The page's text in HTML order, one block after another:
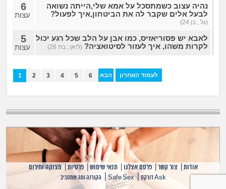
נהיה עצוב כשמתסכל על אמא שלי,הייתה נשואה
לבעל אלים שקבר לה את הביטחון,איך לפעול?
(גל , בן 24)
6
עצות
לאבא יש פסוריאזיס, כמו אבן על הלב שכל רגע יכול
לקרות משהו, איך לעזור לסיטואציה? (ליאן , בת 26)
5
עצות
1 2 3 4 5 6 הבא לעמוד האחרון
אודות צור קשר |פרסם אצלנו |תנאי שימוש |פרטיות |מצוקה וחירום
Ask דורקס |
Safe Sex
| הקורנה ומה שמסביב